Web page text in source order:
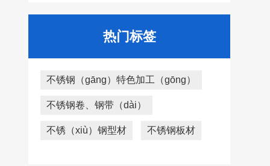
热门标签
不锈钢（gāng）特色加工（gōng）
不锈钢卷、钢带（dài）
不锈（xiù）钢型材 不锈钢板材